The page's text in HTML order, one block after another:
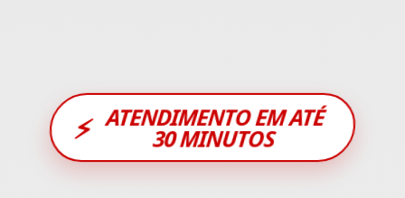
⚡ ATENDIMENTO EM ATÉ
30 MINUTOS